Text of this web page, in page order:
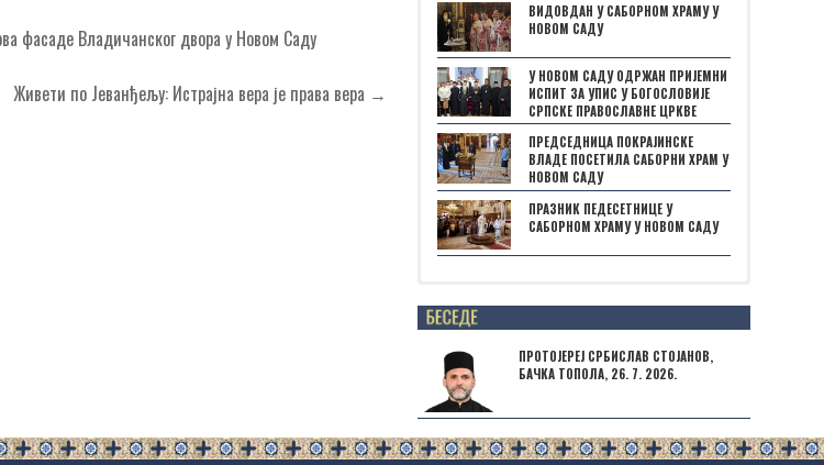
Владичанског двора у Новом Саду
Живети по Јеванђељу: Истрајна вера је права вера →
ВИДОВДАН У САБОРНОМ ХРАМУ У
НОВОМ САДУ
У НОВОМ САДУ ОДРЖАН ПРИЈЕМНИ
ИСПИТ ЗА УПИС У БОГОСЛОВИЈЕ
СРПСКЕ ПРАВОСЛАВНЕ ЦРКВЕ
ПРЕДСЕДНИЦА ПОКРАЈИНСКЕ
ВЛАДЕ ПОСЕТИЛА САБОРНИ ХРАМ У
НОВОМ САДУ
ПРАЗНИК ПЕДЕСЕТНИЦЕ У
САБОРНОМ ХРАМУ У НОВОМ САДУ
Posts not found
ПРОТОЈЕРЕЈ СРБИСЛАВ СТОЈАНОВ,
БАЧКА ТОПОЛА, 26. 7. 2026.